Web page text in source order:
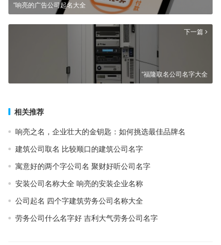
“响亮的广告公司起名大全
下一篇
“福隆取名公司名字大全
相关推荐
响亮之名，企业壮大的金钥匙：如何挑选最佳品牌名
建筑公司取名 比较顺口的建筑公司名字
寓意好的两个字公司名 聚财好听公司名字
安装公司名称大全 响亮的安装企业名称
公司起名 四个字建筑劳务公司名称大全
劳务公司什么名字好 吉利大气劳务公司名字